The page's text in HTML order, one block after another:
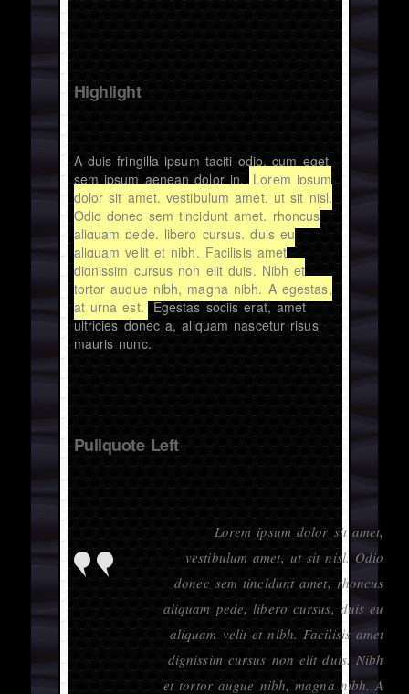
Highlight
A duis fringilla ipsum taciti odio, cum eget
sem ipsum aenean dolor in. Lorem ipsum
dolor sit amet, vestibulum amet, ut sit nisl.
Odio donec sem tincidunt amet, rhoncus
aliquam pede, libero cursus, duis eu
aliquam velit et nibh. Facilisis amet
dignissim cursus non elit duis. Nibh et
tortor augue nibh, magna nibh. A egestas,
at urna est. Egestas sociis erat, amet
ultricies donec a, aliquam nascetur risus
mauris nunc.
Pullquote Left
Lorem ipsum dolor sit amet,
vestibulum amet, ut sit nisl. Odio
donec sem tincidunt amet, rhoncus
aliquam pede, libero cursus, duis eu
aliquam velit et nibh. Facilisis amet
dignissim cursus non elit duis. Nibh
et tortor augue nibh, magna nibh. A